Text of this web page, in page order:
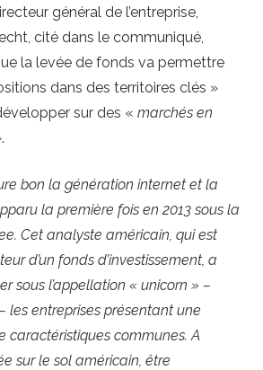
général de l’entreprise,
cité dans le communiqué,
la levée de fonds va permettre
dans des territoires clés »
sur des « marchés en
bon la génération internet et la
la première fois en 2013 sous la
Cet analyste américain, qui est
d’un fonds d’investissement, a
sous l’appellation « unicorn » –
les entreprises présentant une
caractéristiques communes. A
sur le sol américain, être